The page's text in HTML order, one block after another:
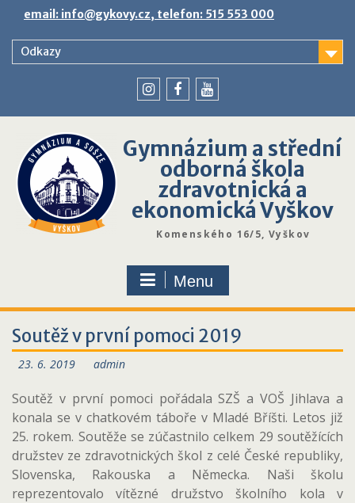
content
email: info@gykovy.cz, telefon: 515 553 000
Odkazy
Gymnázium a střední
odborná škola
zdravotnická a
ekonomická Vyškov
Komenského 16/5, Vyškov
Menu
Soutěž v první pomoci 2019
23. 6. 2019 admin
Soutěž v první pomoci pořádala SZŠ a VOŠ Jihlava a
konala se v chatkovém táboře v Mladé Bříšti. Letos již
25. rokem. Soutěže se zúčastnilo celkem 29 soutěžících
družstev ze zdravotnických škol z celé České republiky,
Slovenska, Rakouska a Německa. Naši školu
reprezentovalo vítězné družstvo školního kola v